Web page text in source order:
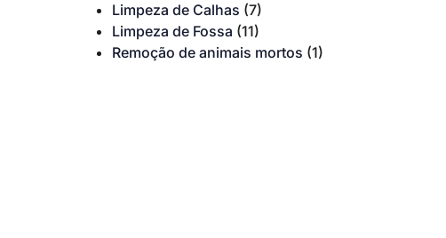
Limpeza de Calhas (7)
Limpeza de Fossa (11)
Remoção de animais mortos (1)